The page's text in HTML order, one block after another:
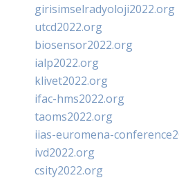
girisimselradyoloji2022.org
utcd2022.org
biosensor2022.org
ialp2022.org
klivet2022.org
ifac-hms2022.org
taoms2022.org
iias-euromena-
ivd2022.org
csity2022.org